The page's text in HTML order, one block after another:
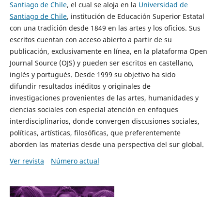
Santiago de Chile, el cual se aloja en la Universidad de
Santiago de Chile, institución de Educación Superior Estatal
con una tradición desde 1849 en las artes y los oficios. Sus
escritos cuentan con acceso abierto a partir de su
publicación, exclusivamente en línea, en la plataforma Open
Journal Source (OJS) y pueden ser escritos en castellano,
inglés y portugués. Desde 1999 su objetivo ha sido
difundir resultados inéditos y originales de
investigaciones provenientes de las artes, humanidades y
ciencias sociales con especial atención en enfoques
interdisciplinarios, donde convergen discusiones sociales,
políticas, artísticas, filosóficas, que preferentemente
aborden las materias desde una perspectiva del sur global.
Ver revista
Número actual